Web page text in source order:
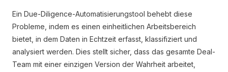
Ein Due-Diligence-Automatisierungstool behebt diese
Probleme, indem es einen einheitlichen Arbeitsbereich
bietet, in dem Daten in Echtzeit erfasst, klassifiziert und
analysiert werden. Dies stellt sicher, dass das gesamte Deal-
Team mit einer einzigen Version der Wahrheit arbeitet,